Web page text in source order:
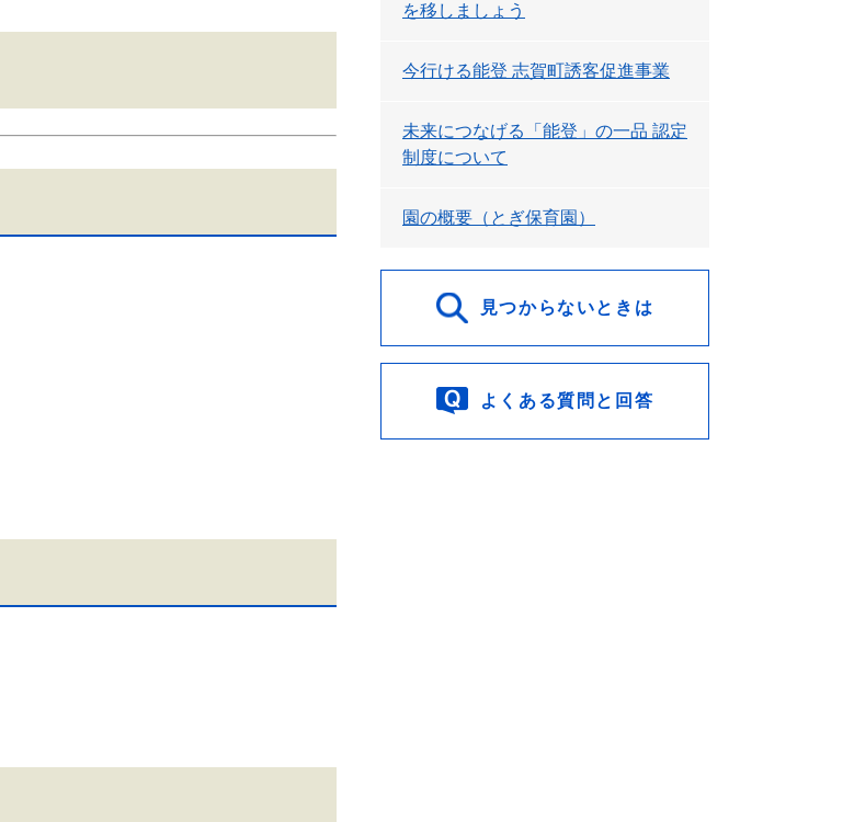
を移しましょう
今行ける能登 志賀町誘客促進事業
未来につなげる「能登」の一品 認定
制度について
園の概要（とぎ保育園）
見つからないときは
よくある質問と回答